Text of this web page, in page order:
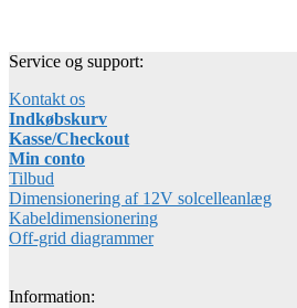
Service og support:
Kontakt os
Indkøbskurv
Kasse/Checkout
Min conto
Tilbud
Dimensionering af 12V solcelleanlæg
Kabeldimensionering
Off-grid diagrammer
Information: